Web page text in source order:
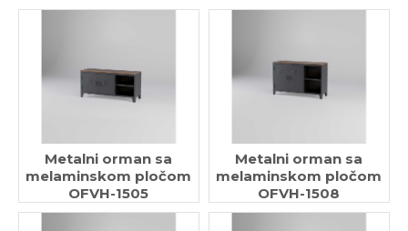
Metalni orman sa
melaminskom pločom
OFVH-1505
Metalni orman sa
melaminskom pločom
OFVH-1508